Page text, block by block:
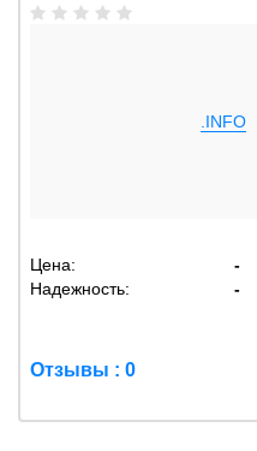
.INFO
Цена: -
Надежность:
-
Отзывы : 0